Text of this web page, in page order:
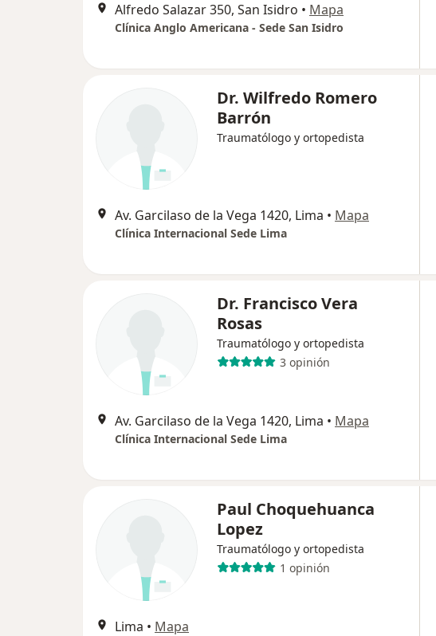
Alfredo Salazar 350, San Isidro • Mapa
Clínica Anglo Americana - Sede San Isidro
Dr. Wilfredo Romero
Barrón
Traumatólogo y ortopedista
Av. Garcilaso de la Vega 1420, Lima • Mapa
Clínica Internacional Sede Lima
Dr. Francisco Vera
Rosas
Traumatólogo y ortopedista
3 opinión
Av. Garcilaso de la Vega 1420, Lima • Mapa
Clínica Internacional Sede Lima
Paul Choquehuanca
Lopez
Traumatólogo y ortopedista
1 opinión
Lima • Mapa